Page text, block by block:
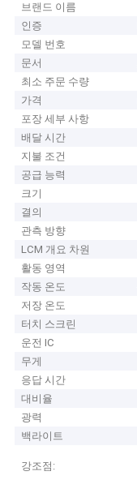
브랜드 이름
인증
모델 번호
문서
최소 주문 수량
가격
포장 세부 사항
배달 시간
지불 조건
공급 능력
크기
결의
관측 방향
LCM 개요 차원
활동 영역
작동 온도
저장 온도
터치 스크린
운전 IC
무게
응답 시간
대비율
광력
백라이트
강조점: